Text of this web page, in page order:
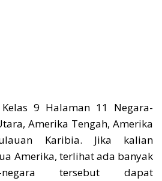
Kelas 9 Halaman 11 Negara-
Amerika Tengah, Amerika
Karibia. Jika kalian
Amerika, terlihat ada banyak
negara tersebut dapat